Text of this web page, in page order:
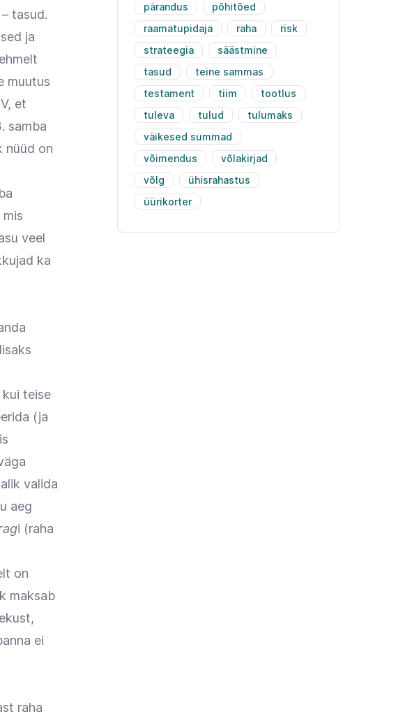
tasud.
ja
muutus
et
samba
nüüd on
veel
ka
teise
(ja
valida
aeg
i (raha
on
maksab
ei
raha
pärandus
põhitõed
raamatupidaja
raha
risk
strateegia
säästmine
tasud
teine sammas
testament
tiim
tootlus
tuleva
tulud
tulumaks
väikesed summad
võimendus
võlakirjad
võlg
ühisrahastus
üürikorter